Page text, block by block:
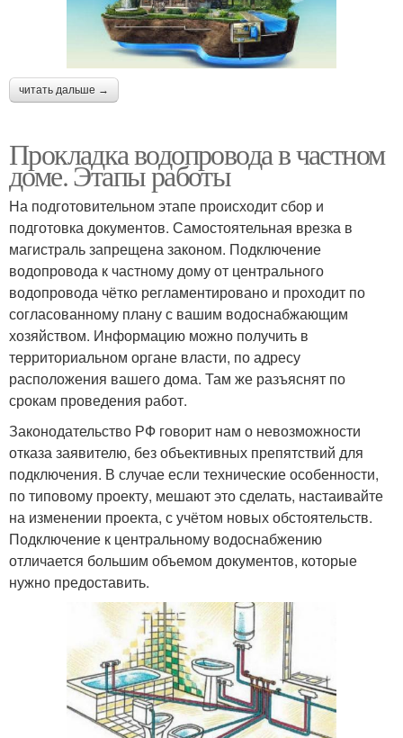
читать дальше →
Прокладка водопровода в частном
доме. Этапы работы
На подготовительном этапе происходит сбор и
подготовка документов. Самостоятельная врезка в
магистраль запрещена законом. Подключение
водопровода к частному дому от центрального
водопровода чётко регламентировано и проходит по
согласованному плану с вашим водоснабжающим
хозяйством. Информацию можно получить в
территориальном органе власти, по адресу
расположения вашего дома. Там же разъяснят по
срокам проведения работ.
Законодательство РФ говорит нам о невозможности
отказа заявителю, без объективных препятствий для
подключения. В случае если технические особенности,
по типовому проекту, мешают это сделать, настаивайте
на изменении проекта, с учётом новых обстоятельств.
Подключение к центральному водоснабжению
отличается большим объемом документов, которые
нужно предоставить.